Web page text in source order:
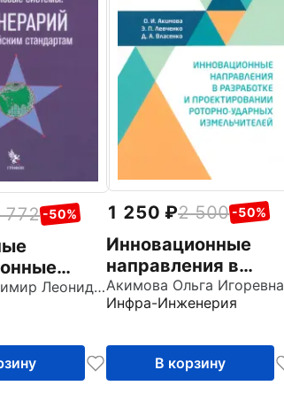
772 -50%
Кашин Владимир Леонидович
1 250 2 500 -50%
Инновационные
направления в
разработке и
проектировании
измельчителей.
Монография
Акимова Ольга Игоревна
Инфра-Инженерия
В корзину